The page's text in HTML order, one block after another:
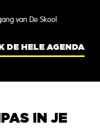
van De Skool
DE HELE AGENDA
IN JE